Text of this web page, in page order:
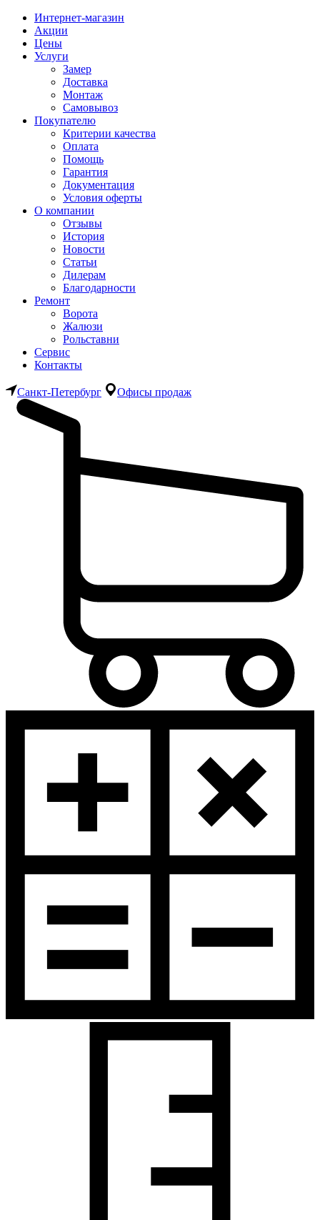
Интернет-магазин
Акции
Цены
Услуги
Замер
Доставка
Монтаж
Самовывоз
Покупателю
Критерии качества
Оплата
Помощь
Гарантия
Документация
Условия оферты
О компании
Отзывы
История
Новости
Статьи
Дилерам
Благодарности
Ремонт
Ворота
Жалюзи
Рольставни
Сервис
Контакты
Санкт-Петербург Офисы продаж